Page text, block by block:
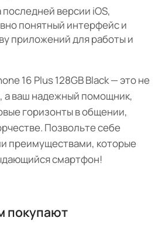
последней версии iOS,
понятный интерфейс и
приложений для работы и
16 Plus 128GB Black — это не
а ваш надежный помощник,
горизонты в общении,
Позвольте себе
преимуществами, которые
смартфон!
покупают